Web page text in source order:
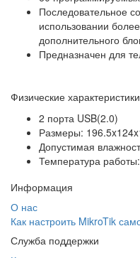
Последовательное
использовании
дополнительного
Предназначен для
Физические
2 порта USB(2.0)
Размеры:
Допустимая
Температура
Информация
О нас
Как настроить MikroTik
Служба поддержки